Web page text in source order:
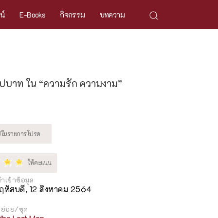
E-Books กิจกรรม บทความ
าท ใน “ความรัก ความงาม”
เข้าข้อมูล
หัสบดี, 12 สิงหาคม 2564
ย่อย/ชุด